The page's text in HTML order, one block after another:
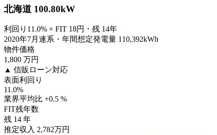
北海道 100.80kW
利回り11.0% × FIT 18円・残 14年
2020年7月連系・年間想定発電量 110,392kWh
物件価格
1,800 万円
▲ 信販ローン対応
表面利回り
11.0%
業界平均比 +0.5 %
FIT残年数
残 14 年
推定収入 2,782万円